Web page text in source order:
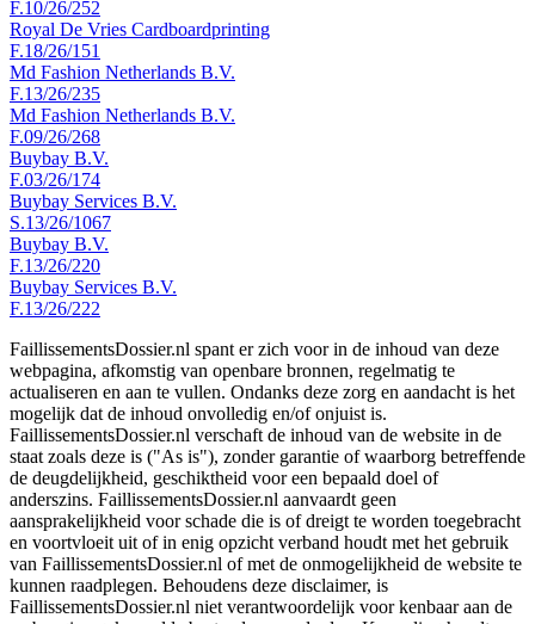
F.10/26/252
Royal De Vries Cardboardprinting
F.18/26/151
Md Fashion Netherlands B.V.
F.13/26/235
Md Fashion Netherlands B.V.
F.09/26/268
Buybay B.V.
F.03/26/174
Buybay Services B.V.
S.13/26/1067
Buybay B.V.
F.13/26/220
Buybay Services B.V.
F.13/26/222
FaillissementsDossier.nl spant er zich voor in de inhoud van deze
webpagina, afkomstig van openbare bronnen, regelmatig te
actualiseren en aan te vullen. Ondanks deze zorg en aandacht is het
mogelijk dat de inhoud onvolledig en/of onjuist is.
FaillissementsDossier.nl verschaft de inhoud van de website in de
staat zoals deze is ("As is"), zonder garantie of waarborg betreffende
de deugdelijkheid, geschiktheid voor een bepaald doel of
anderszins. FaillissementsDossier.nl aanvaardt geen
aansprakelijkheid voor schade die is of dreigt te worden toegebracht
en voortvloeit uit of in enig opzicht verband houdt met het gebruik
van FaillissementsDossier.nl of met de onmogelijkheid de website te
kunnen raadplegen. Behoudens deze disclaimer, is
FaillissementsDossier.nl niet verantwoordelijk voor kenbaar aan de